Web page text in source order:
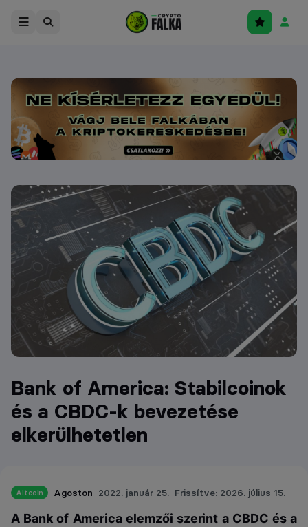
Bank of America: Stabilcoinok
és a CBDC-k bevezetése
elkerülhetetlen
Altcoin Agoston 2022. január 25. Frissítve: 2026. július 15.
A Bank of America elemzői szerint a CBDC és a